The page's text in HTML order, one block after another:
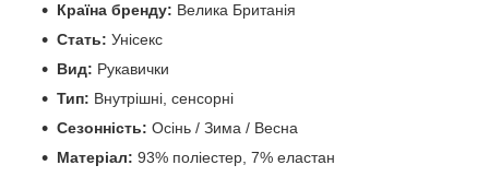
Країна бренду: Велика Британія
Стать: Унісекс
Вид: Рукавички
Тип: Внутрішні, сенсорні
Сезонність: Осінь / Зима / Весна
Матеріал: 93% поліестер, 7% еластан